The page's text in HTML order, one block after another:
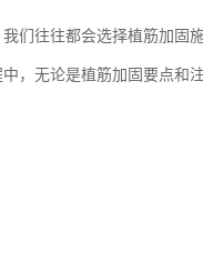
们往往都会选择植筋加固
，无论是植筋加固要点和